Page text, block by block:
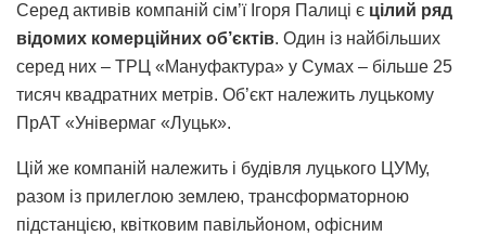
Серед активів компаній сім’ї Ігоря Палиці є цілий ряд
відомих комерційних об’єктів. Один із найбільших
серед них – ТРЦ «Мануфактура» у Сумах – більше 25
тисяч квадратних метрів. Об’єкт належить луцькому
ПрАТ «Універмаг «Луцьк».
Цій же компаній належить і будівля луцького ЦУМу,
разом із прилеглою землею, трансформаторною
підстанцією, квітковим павільйоном, офісним